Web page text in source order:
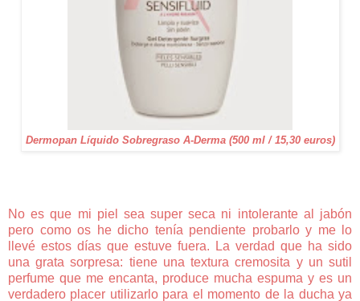
Dermopan Líquido Sobregraso A-Derma (500 ml / 15,30 euros)
No es que mi piel sea super seca ni intolerante al jabón
pero como os he dicho tenía pendiente probarlo y me lo
llevé estos días que estuve fuera. La verdad que ha sido
una grata sorpresa: tiene una textura cremosita y un sutil
perfume que me encanta, produce mucha espuma y es un
verdadero placer utilizarlo para el momento de la ducha ya